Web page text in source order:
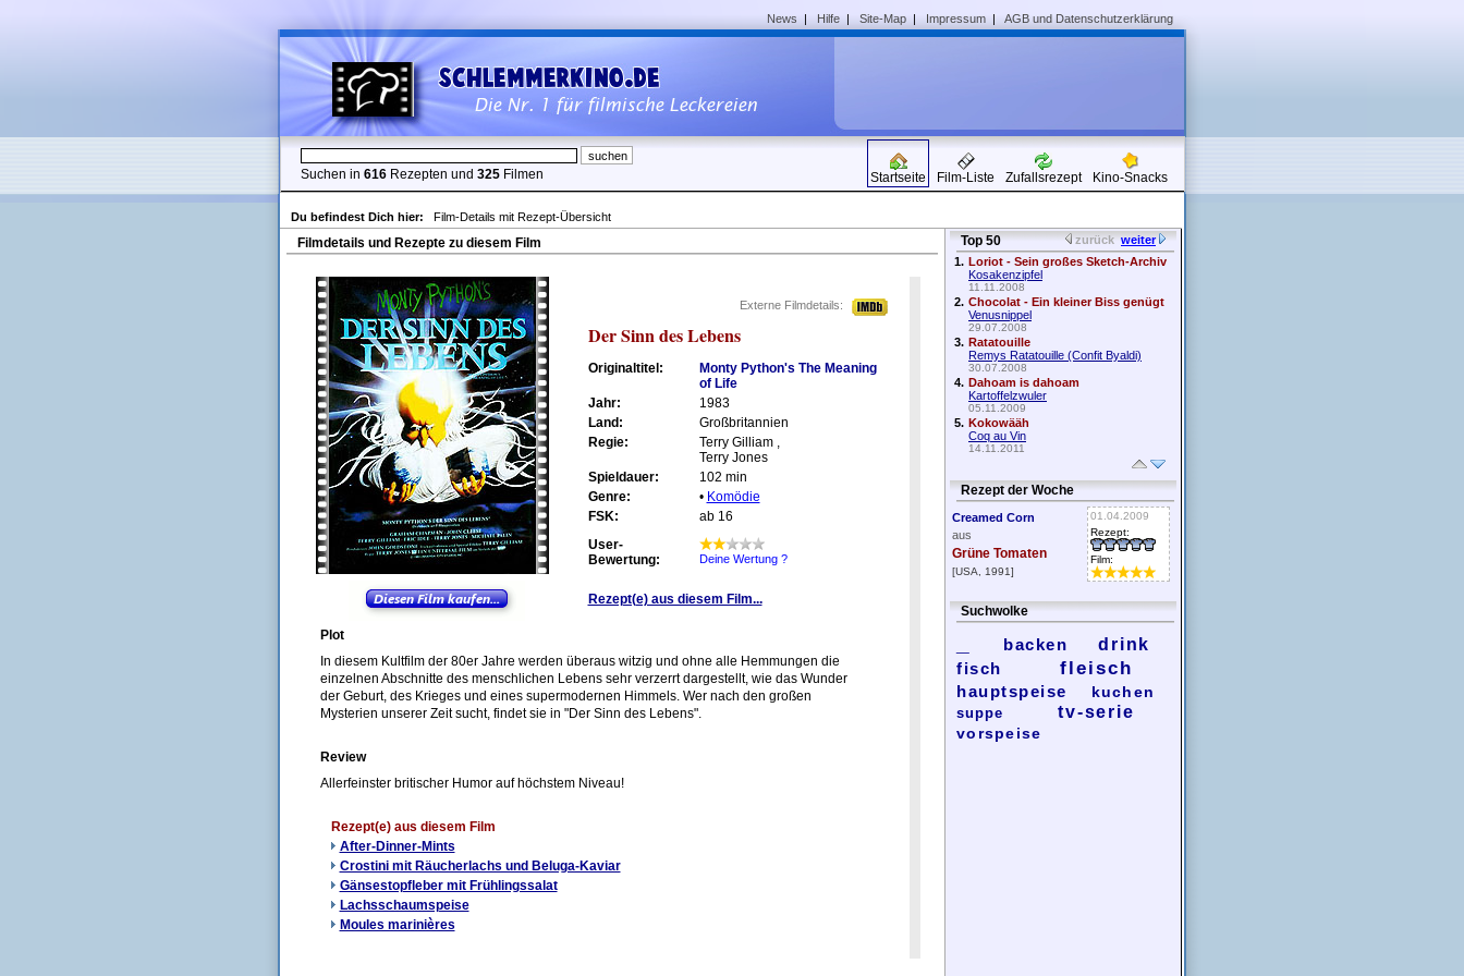
News | Hilfe | Site-Map | Impressum | AGB und Datenschutzerklärung
Suchen in 616 Rezepten und 325 Filmen Startseite Film-Liste Zufallsrezept Kino-Snacks
Du befindest Dich hier: Film-Details mit Rezept-Übersicht
Filmdetails und Rezepte zu diesem Film
Externe Filmdetails:
Der Sinn des Lebens
Originaltitel:
Monty Python's The Meaning
of Life
Jahr:
1983
Land:
Großbritannien
Regie:
Terry Gilliam ,
Terry Jones
Spieldauer:
102 min
Genre:
• Komödie
FSK:
ab 16
User-
Bewertung:
Deine Wertung ?
Rezept(e) aus diesem Film...
Plot
In diesem Kultfilm der 80er Jahre werden überaus witzig und ohne alle Hemmungen die
einzelnen Abschnitte des menschlichen Lebens sehr verzerrt dargestellt, wie das Wunder
der Geburt, des Krieges und eines supermodernen Himmels. Wer nach den großen
Mysterien unserer Zeit sucht, findet sie in "Der Sinn des Lebens".
Review
Allerfeinster britischer Humor auf höchstem Niveau!
Rezept(e) aus diesem Film
After-Dinner-Mints
Crostini mit Räucherlachs und Beluga-Kaviar
Gänsestopfleber mit Frühlingssalat
Lachsschaumspeise
Moules marinières
zurück weiter
Top 50
1. Loriot - Sein großes Sketch-Archiv
Kosakenzipfel
11.11.2008
2. Chocolat - Ein kleiner Biss genügt
Venusnippel
29.07.2008
3. Ratatouille
Remys Ratatouille (Confit Byaldi)
30.07.2008
4. Dahoam is dahoam
Kartoffelzwuler
05.11.2009
5. Kokowääh
Coq au Vin
14.11.2011
Rezept der Woche
01.04.2009
Rezept:
Film:
Creamed Corn
aus
Grüne Tomaten
[USA, 1991]
Suchwolke
backen
drink
fisch
fleisch
hauptspeise kuchen
suppe tv-serie
vorspeise